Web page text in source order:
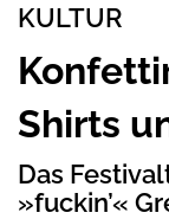
KULTUR
Shirts
Das
»fuckin’«